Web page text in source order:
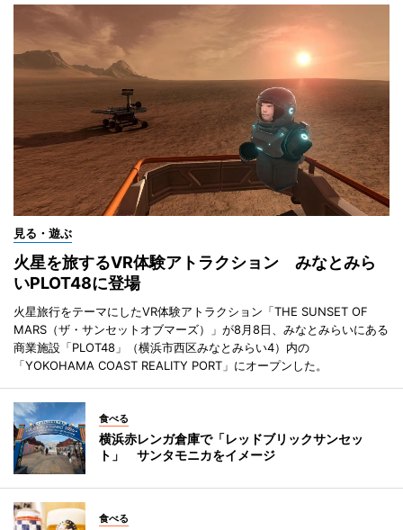
見る・遊ぶ
火星を旅するVR体験アトラクション みなとみら
いPLOT48に登場
火星旅行をテーマにしたVR体験アトラクション「THE SUNSET OF
MARS（ザ・サンセットオブマーズ）」が8月8日、みなとみらいにある
商業施設「PLOT48」（横浜市西区みなとみらい4）内の
「YOKOHAMA COAST REALITY PORT」にオープンした。
食べる
横浜赤レンガ倉庫で「レッドブリックサンセッ
ト」 サンタモニカをイメージ
食べる